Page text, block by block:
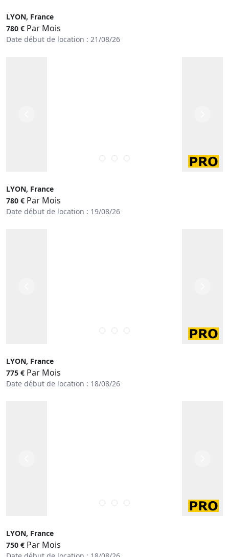
LYON, France
780 € Par Mois
Date début de location : 21/08/26
LYON, France
780 € Par Mois
Date début de location : 19/08/26
LYON, France
775 € Par Mois
Date début de location : 18/08/26
LYON, France
750 € Par Mois